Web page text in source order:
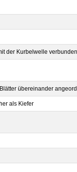
der Kurbelwelle
übereinander
als Kiefer